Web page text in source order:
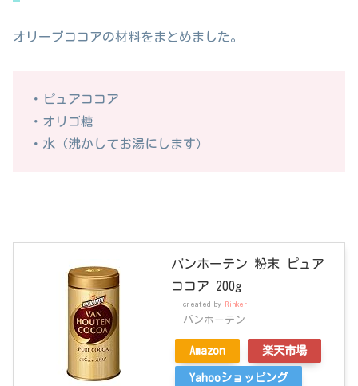
オリーブココアの材料をまとめました。
・ピュアココア
・オリゴ糖
・水（沸かしてお湯にします）
バンホーテン 粉末 ピュア
ココア 200g
created by Rinker
バンホーテン
Amazon 楽天市場
Yahooショッピング